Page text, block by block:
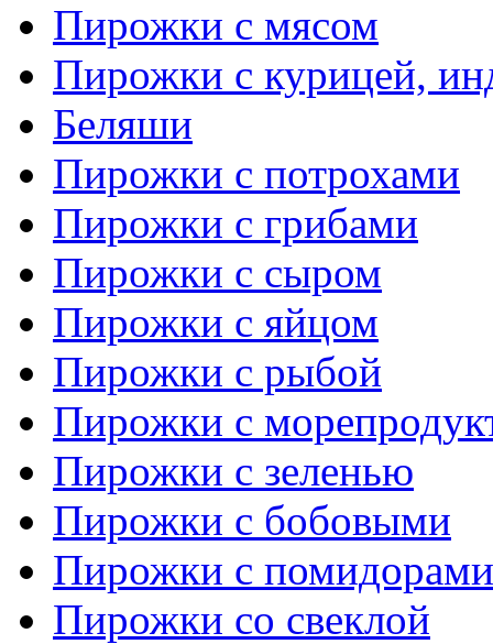
Пирожки с мясом
Пирожки с курицей,
Беляши
Пирожки с потрохами
Пирожки с грибами
Пирожки с сыром
Пирожки с яйцом
Пирожки с рыбой
Пирожки с
Пирожки с зеленью
Пирожки с бобовыми
Пирожки с помидорами
Пирожки со свеклой